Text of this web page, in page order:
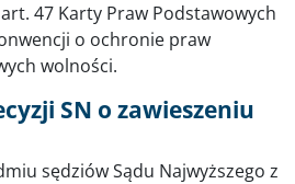
47 Karty Praw Podstawowych
o ochronie praw
wolności.
SN o zawieszeniu
sędziów Sądu Najwyższego z